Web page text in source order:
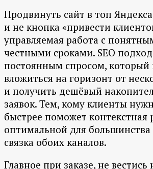
Продвинуть сайт в топ
и не кнопка «привести
управляемая работа с
честными сроками. SEO
постоянным спросом, который
вложиться на горизонт от
и получить дешёвый
заявок. Тем, кому клиенты
быстрее поможет контекстная
оптимальной для большинства
связка обоих каналов.
Главное при заказе, не